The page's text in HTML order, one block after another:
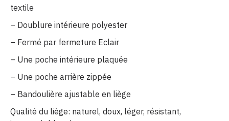
textile
– Doublure intérieure polyester
– Fermé par fermeture Eclair
– Une poche intérieure plaquée
– Une poche arrière zippée
– Bandoulière ajustable en liège
Qualité du liège: naturel, doux, léger, résistant,